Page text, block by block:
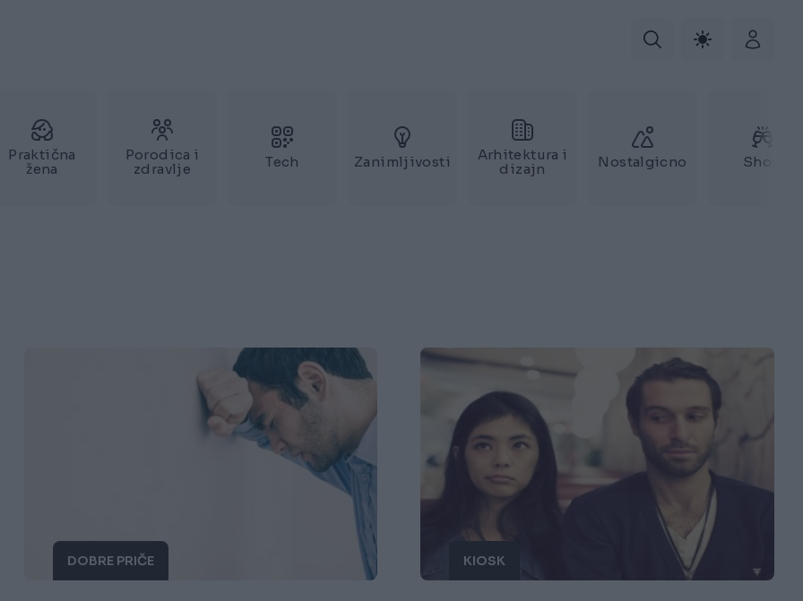
Praktična
žena
Porodica i
zdravlje
Tech Zanimljivosti
Arhitektura i
dizajn
Nostalgicno Show
DOBRE PRIČE KIOSK